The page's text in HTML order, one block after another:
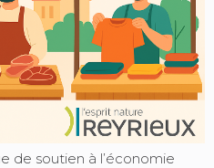
de soutien à l’économie